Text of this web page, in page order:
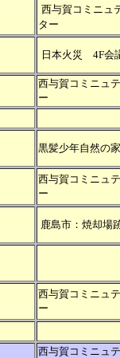
西与賀コミニュ
ター
日本火災 4F会
西与賀コミニュ
ー
黒髪少年自然の
西与賀コミニュ
ー
鹿島市：焼却場
西与賀コミニュ
ー
西与賀コミニュ